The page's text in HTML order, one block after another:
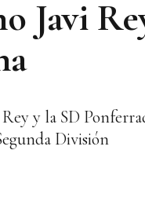
Javi
y la SD
División